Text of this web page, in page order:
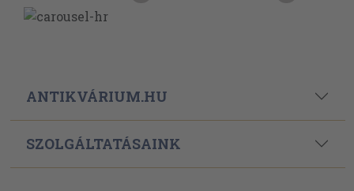
ANTIKVÁRIUM.HU
SZOLGÁLTATÁSAINK